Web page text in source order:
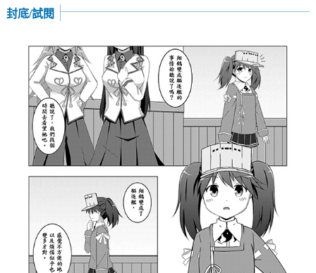
封底/試閱